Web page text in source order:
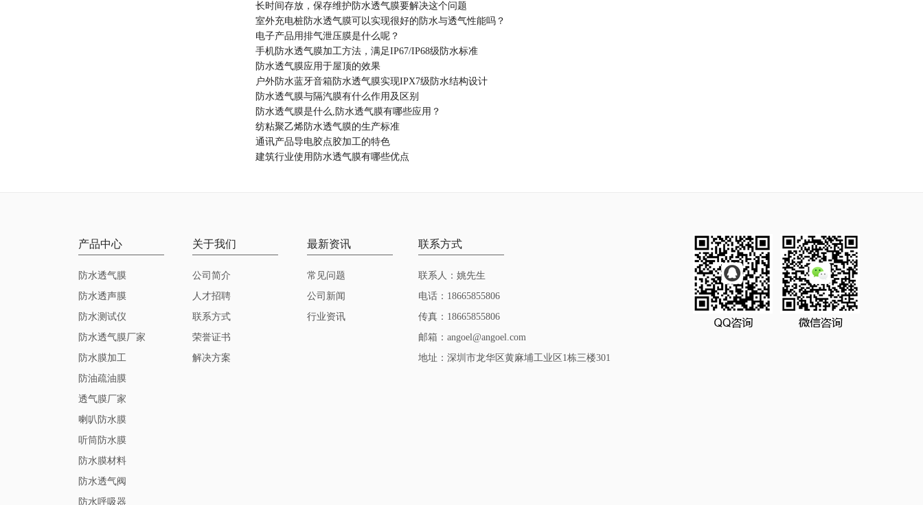
长时间存放，保存维护防水透气膜要解决这个问题
室外充电桩防水透气膜可以实现很好的防水与透气性能吗？
电子产品用排气泄压膜是什么呢？
手机防水透气膜加工方法，满足IP67/IP68级防水标准
防水透气膜应用于屋顶的效果
户外防水蓝牙音箱防水透气膜实现IPX7级防水结构设计
防水透气膜与隔汽膜有什么作用及区别
防水透气膜是什么,防水透气膜有哪些应用？
纺粘聚乙烯防水透气膜的生产标准
通讯产品导电胶点胶加工的特色
建筑行业使用防水透气膜有哪些优点
产品中心
防水透气膜
防水透声膜
防水测试仪
防水透气膜厂家
防水膜加工
防油疏油膜
透气膜厂家
喇叭防水膜
听筒防水膜
防水膜材料
防水透气阀
防水呼吸器
关于我们
公司简介
人才招聘
联系方式
荣誉证书
解决方案
最新资讯
常见问题
公司新闻
行业资讯
联系方式
联系人：姚先生
电话：18665855806
传真：18665855806
邮箱：angoel@angoel.com
地址：深圳市龙华区黄麻埔工业区1栋三楼301